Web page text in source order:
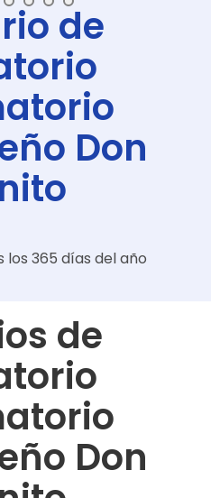
de
Don
los 365 días del año
de
Don